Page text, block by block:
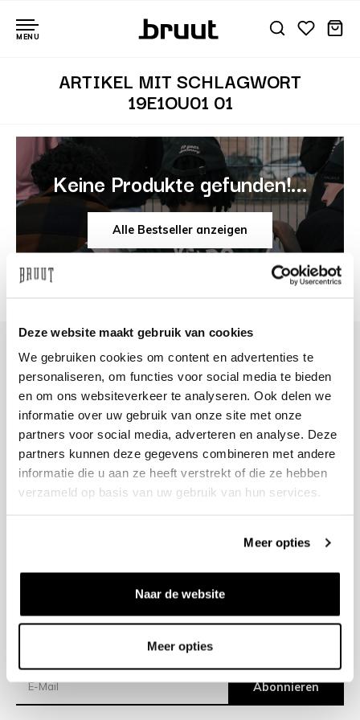
Deze website maakt gebruik van cookies
We gebruiken cookies om content en advertenties te
personaliseren, om functies voor social media te bieden
en om ons websiteverkeer te analyseren. Ook delen we
informatie over uw gebruik van onze site met onze
partners voor social media, adverteren en analyse. Deze
partners kunnen deze gegevens combineren met andere
informatie die u aan ze heeft verstrekt of die ze hebben
verzameld op basis van uw gebruik van hun services.
Meer opties
Naar de website
Meer opties
MENU
ARTIKEL MIT SCHLAGWORT
19E1OU01 01
Keine Produkte gefunden!...
Alle Bestseller anzeigen
+31 23 205 2006
info@bruut.nl
Kontakt Formular
Öffnen 11:00 - 21:00
ÖFFNUNGSZEITEN ANZEIGEN
Versand
Abonnieren